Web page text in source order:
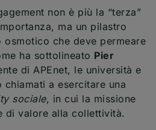
non è più la “terza”
ma un pilastro
osmotico che deve permeare
ha sottolineato Pier
di APEnet, le università e
a esercitare una
sociale, in cui la missione
di valore alla collettività.